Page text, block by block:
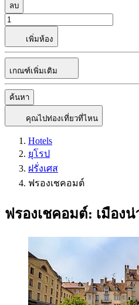
ลบ
เพิ่มห้อง
เกณฑ์เพิ่มเติม
ค้นหา
คุณไปท่องเที่ยวที่ไหน
Hotels
ยุโรป
ฝรั่งเศส
ฟรองเชคอมต์
ฟรองเชคอมต์: เมืองน่